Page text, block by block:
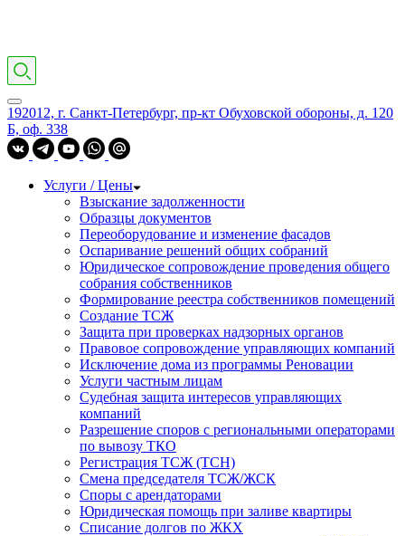
192012, г. Санкт-Петербург, пр-кт Обуховской обороны, д. 120
Б, оф. 338
Услуги / Цены
Взыскание задолженности
Образцы документов
Переоборудование и изменение фасадов
Оспаривание решений общих собраний
Юридическое сопровождение проведения общего
собрания собственников
Формирование реестра собственников помещений
Создание ТСЖ
Защита при проверках надзорных органов
Правовое сопровождение управляющих компаний
Исключение дома из программы Реновации
Услуги частным лицам
Судебная защита интересов управляющих
компаний
Разрешение споров с региональными операторами
по вывозу ТКО
Регистрация ТСЖ (ТСН)
Смена председателя ТСЖ/ЖСК
Споры с арендаторами
Юридическая помощь при заливе квартиры
Списание долгов по ЖКХ